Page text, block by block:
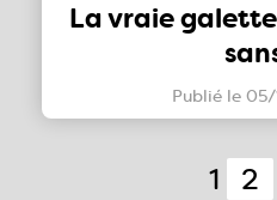
La vraie
Publié le 05/
1 2